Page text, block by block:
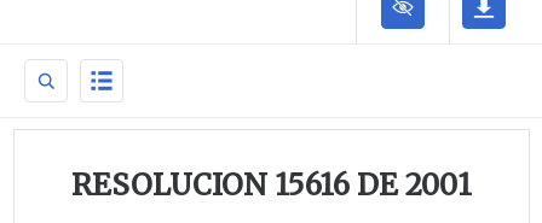
RESOLUCION 15616 DE 2001